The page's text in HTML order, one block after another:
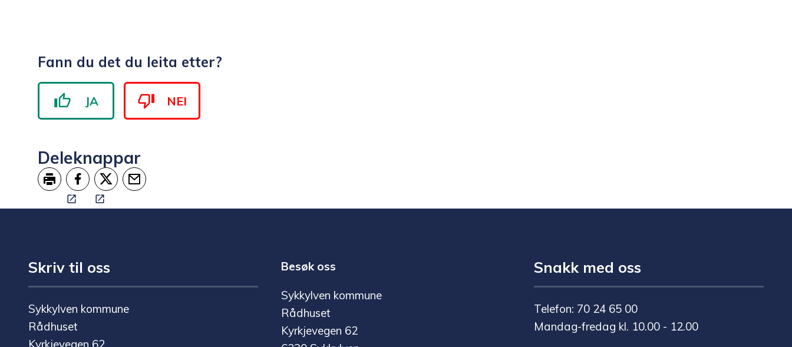
Fann du det du leita etter?
JA NEI
Deleknappar
Skriv utDel på Facebook
Del på Twitter
Skriv til oss
Sykkylven kommune
Rådhuset
Kyrkjevegen 62
Besøk oss
Sykkylven kommune
Rådhuset
Kyrkjevegen 62
Snakk med oss
Telefon: 70 24 65 00
Mandag-fredag kl. 10.00 - 12.00